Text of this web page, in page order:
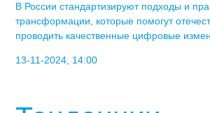
В России стандартизируют подходы и
трансформации, которые помогут
проводить качественные цифровые
13-11-2024, 14:00